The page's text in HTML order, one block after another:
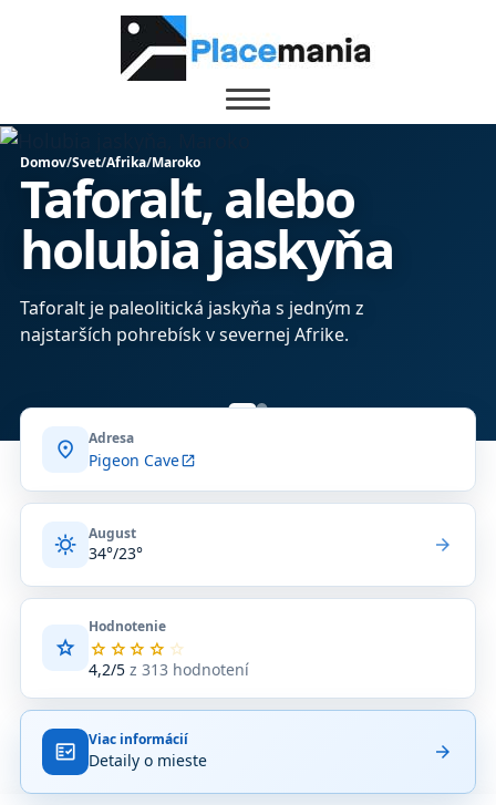
Domov/Svet/Afrika/Maroko
Taforalt, alebo
holubia jaskyňa
Taforalt je paleolitická jaskyňa s jedným z
najstarších pohrebísk v severnej Afrike.
location_on Adresa
Pigeon Caveopen_in_new
sunny August
34°/23° arrow_forward
star
Hodnotenie
star star star star star
4,2/5z 313 hodnotení
Priemerné
hodnotenie
z
na
základe
313
fact_check Viac informácií
Detaily o mieste arrow_forward